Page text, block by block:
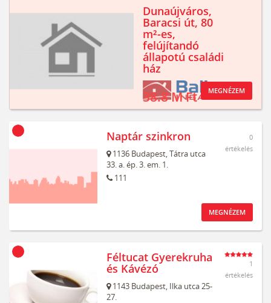
Dunaújváros,
Baracsi út, 80
m²-es,
felújítandó
állapotú családi
ház
38.8 M Ft MEGNÉZEM
Naptár szinkron
1136 Budapest,Tátra utca
33. a. ép. 3. em. 1.
111
0
értékelés
MEGNÉZEM
Féltucat Gyerekruha
és Kávézó
1143 Budapest, Ilka utca 25-
27.
1
értékelés